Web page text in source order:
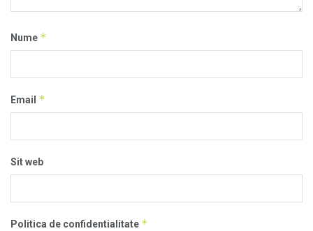
Nume *
Email *
Sit web
Politica de confidentialitate *